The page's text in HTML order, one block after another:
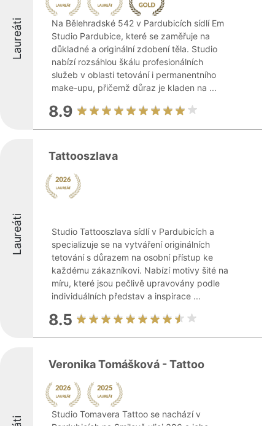
Laureáti
Na Bělehradské 542 v Pardubicích sídlí Em
Studio Pardubice, které se zaměřuje na
důkladné a originální zdobení těla. Studio
nabízí rozsáhlou škálu profesionálních
služeb v oblasti tetování i permanentního
make-upu, přičemž důraz je kladen na ...
8.9
Laureáti
Tattooszlava
Studio Tattooszlava sídlí v Pardubicích a
specializuje se na vytváření originálních
tetování s důrazem na osobní přístup ke
každému zákazníkovi. Nabízí motivy šité na
míru, které jsou pečlivě upravovány podle
individuálních představ a inspirace ...
8.5
Veronika Tomášková - Tattoo
Studio Tomavera Tattoo se nachází v